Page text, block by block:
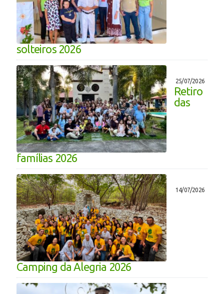
solteiros 2026
25/07/2026
Retiro
das
famílias 2026
14/07/2026
Camping da Alegria 2026